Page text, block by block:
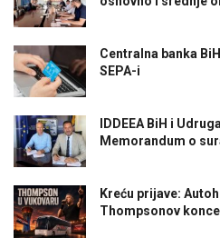
Centralna banka
SEPA-i
IDDEEA BiH i
Memorandum o
Kreću prijave:
Thompsonov